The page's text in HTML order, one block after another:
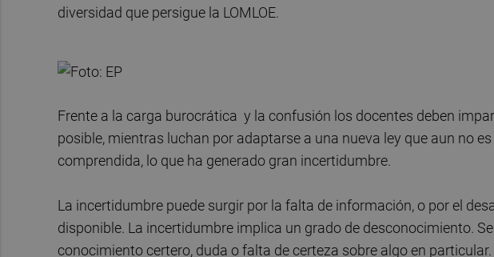
diversidad que persigue la LOMLOE.
Frente a la carga burocrática y la confusión los docentes deben
posible, mientras luchan por adaptarse a una nueva ley que aun no
comprendida, lo que ha generado gran incertidumbre.
La incertidumbre puede surgir por la falta de información, o por el
disponible. La incertidumbre implica un grado de desconocimiento.
conocimiento certero, duda o falta de certeza sobre algo en